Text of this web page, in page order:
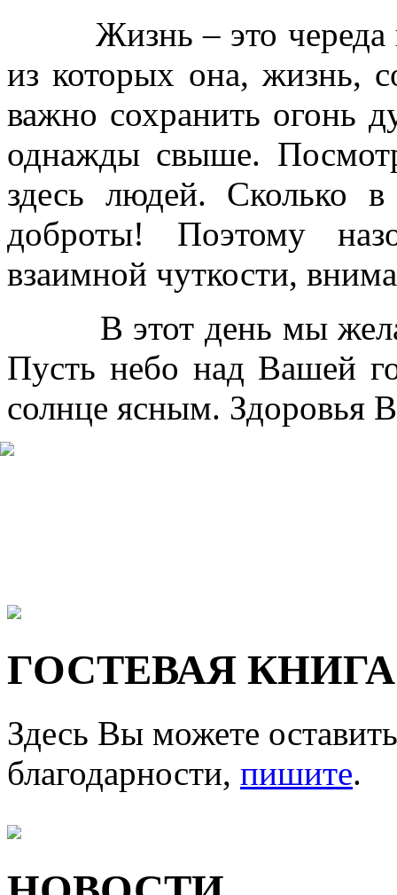
Жизнь – это череда
из которых она, жизнь,
важно сохранить огонь
однажды свыше.
здесь людей. Сколько
доброты! Поэтому
взаимной чуткости,
В этот день мы
Пусть небо над Вашей
солнце ясным. Здоровья
ГОСТЕВАЯ КНИГА
Здесь Вы можете
благодарности, пишите.